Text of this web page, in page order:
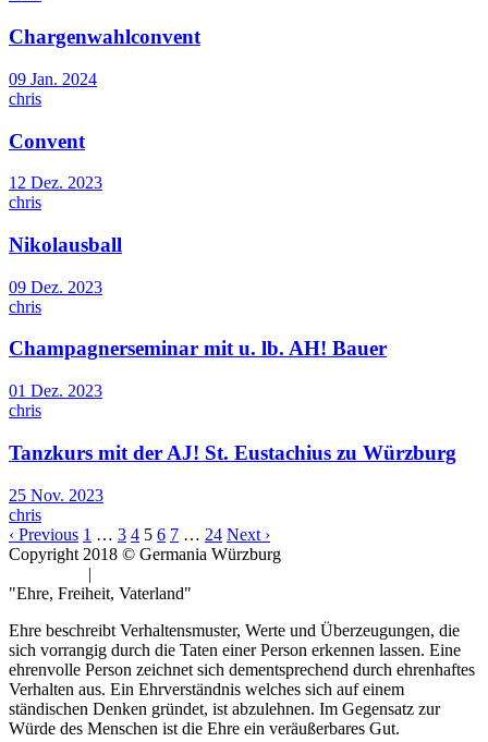
Chargenwahlconvent
09 Jan. 2024
chris
Convent
12 Dez. 2023
chris
Nikolausball
09 Dez. 2023
chris
Champagnerseminar mit u. lb. AH! Bauer
01 Dez. 2023
chris
Tanzkurs mit der AJ! St. Eustachius zu Würzburg
25 Nov. 2023
chris
‹ Previous 1 … 3 4 5 6 7 … 24 Next ›
Copyright 2018 © Germania Würzburg
|
"Ehre, Freiheit, Vaterland"
Ehre beschreibt Verhaltensmuster, Werte und Überzeugungen, die
sich vorrangig durch die Taten einer Person erkennen lassen. Eine
ehrenvolle Person zeichnet sich dementsprechend durch ehrenhaftes
Verhalten aus. Ein Ehrverständnis welches sich auf einem
ständischen Denken gründet, ist abzulehnen. Im Gegensatz zur
Würde des Menschen ist die Ehre ein veräußerbares Gut.